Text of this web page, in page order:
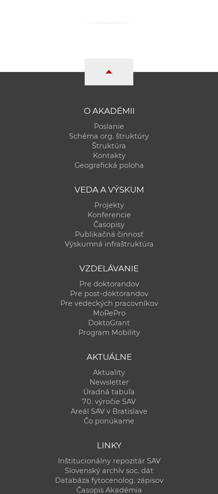
O AKADÉMII
Poslanie
Schéma org. štruktúry
Štruktúra
Kontakty
Geografická poloha
VEDA A VÝSKUM
Projekty
Konferencie
Časopisy
Publikačná činnosť
Výskumná infraštruktúra
VZDELÁVANIE
Pre doktorandov
Pre post-doktorandov
Pre vedeckých pracovníkov
MoRePro
DoktoGrant
Program Mobility
AKTUÁLNE
Aktuality
Newsletter
Úradná tabuľa
70. výročie SAV
Areál SAV v Bratislave
Čo ponúkame
LINKY
Inštitucionálny repozitár SAV
Slovenský archív soc. dát
Databáza fytocenolog. zápisov
Časopis Akadémia